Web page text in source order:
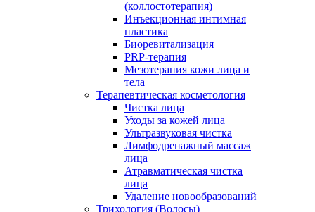
(коллостотерапия)
Инъекционная интимная
пластика
Биоревитализация
PRP-терапия
Мезотерапия кожи лица и
тела
Терапевтическая косметология
Чистка лица
Уходы за кожей лица
Ультразвуковая чистка
Лимфодренажный массаж
лица
Атравматическая чистка
лица
Удаление новообразований
Трихология (Волосы)